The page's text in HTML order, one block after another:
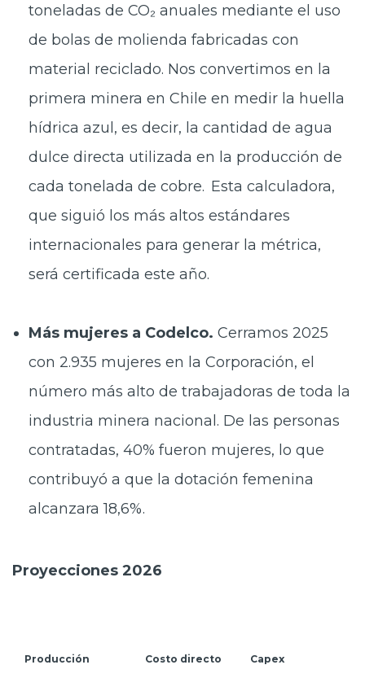
toneladas de CO₂ anuales mediante el uso
de bolas de molienda fabricadas con
material reciclado. Nos convertimos en la
primera minera en Chile en medir la huella
hídrica azul, es decir, la cantidad de agua
dulce directa utilizada en la producción de
cada tonelada de cobre. Esta calculadora,
que siguió los más altos estándares
internacionales para generar la métrica,
será certificada este año.
Más mujeres a Codelco. Cerramos 2025
con 2.935 mujeres en la Corporación, el
número más alto de trabajadoras de toda la
industria minera nacional. De las personas
contratadas, 40% fueron mujeres, lo que
contribuyó a que la dotación femenina
alcanzara 18,6%.
Proyecciones 2026
Producción Costo directo Capex